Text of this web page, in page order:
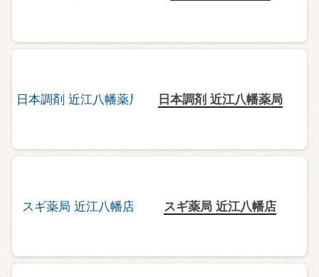
日本調剤 近江八幡薬局
スギ薬局 近江八幡店